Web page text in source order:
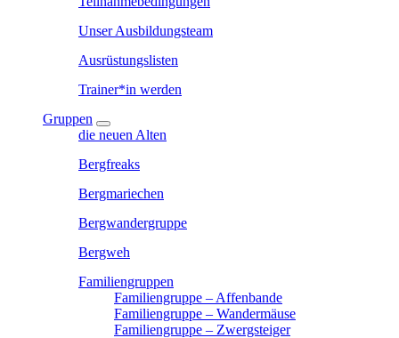
Unser Ausbildungsteam
Ausrüstungslisten
Trainer*in werden
Gruppen
die neuen Alten
Bergfreaks
Bergmariechen
Bergwandergruppe
Bergweh
Familiengruppen
Familiengruppe – Affenbande
Familiengruppe – Wandermäuse
Familiengruppe – Zwergsteiger